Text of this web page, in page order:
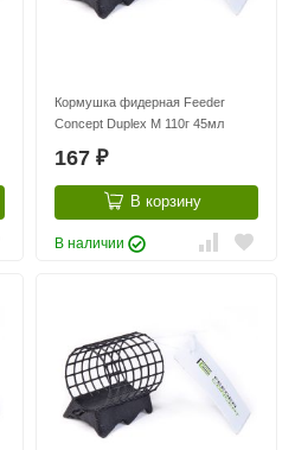
Кормушка фидерная Feeder
Concept Duplex M 110г 45мл
167 ₽
В корзину
В наличии